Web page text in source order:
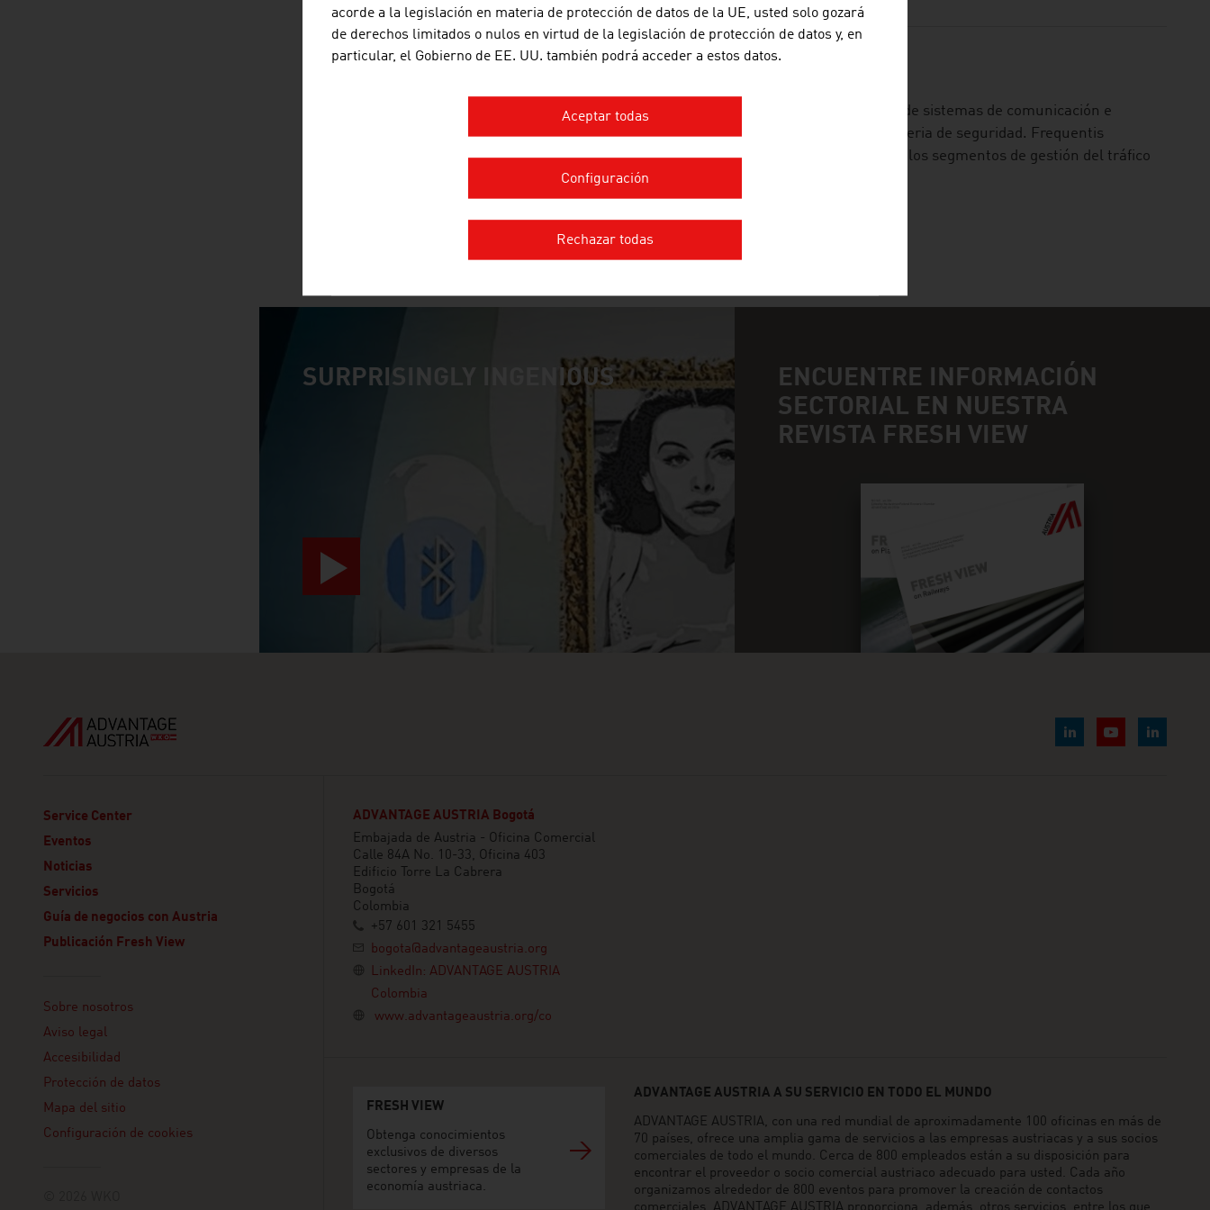
FREQUENTIS AG
La empresa austriaca Frequentis es un proveedor internacional de sistemas de comunicación e
información para centrales de control, con tareas críticas en materia de seguridad. Frequentis
desarrolla y distribuye estas “soluciones de centro de control” en los segmentos de gestión del tráfico
aéreo (control aéreo civil y ...
MÁS EMPRESAS
SURPRISINGLY INGENIOUS
ENCUENTRE INFORMACIÓN
SECTORIAL EN NUESTRA
REVISTA FRESH VIEW
Service Center
Eventos
Noticias
Servicios
Guía de negocios con Austria
Publicación Fresh View
Sobre nosotros
Aviso legal
Accesibilidad
Protección de datos
Mapa del sitio
Configuración de cookies
ADVANTAGE AUSTRIA Bogotá
Embajada de Austria - Oficina Comercial
Calle 84A No. 10-33, Oficina 403
Edificio Torre La Cabrera
Bogotá
Colombia
+57 601 321 5455
bogota@advantageaustria.org
LinkedIn: ADVANTAGE AUSTRIA
Colombia
www.advantageaustria.org/co
FRESH VIEW
Obtenga conocimientos
exclusivos de diversos
sectores y empresas de la
economía austriaca.
ADVANTAGE AUSTRIA A SU SERVICIO EN TODO EL MUNDO
ADVANTAGE AUSTRIA, con una red mundial de aproximadamente 100 oficinas en más de
70 países, ofrece una amplia gama de servicios a las empresas austriacas y a sus socios
comerciales de todo el mundo. Cerca de 800 empleados están a su disposición para
encontrar el proveedor o socio comercial austriaco adecuado para usted. Cada año
organizamos alrededor de 800 eventos para promover la creación de contactos
acorde a la legislación en materia de protección de datos de la UE, usted solo gozará
de derechos limitados o nulos en virtud de la legislación de protección de datos y, en
particular, el Gobierno de EE. UU. también podrá acceder a estos datos.
Aceptar todas
Configuración
Rechazar todas